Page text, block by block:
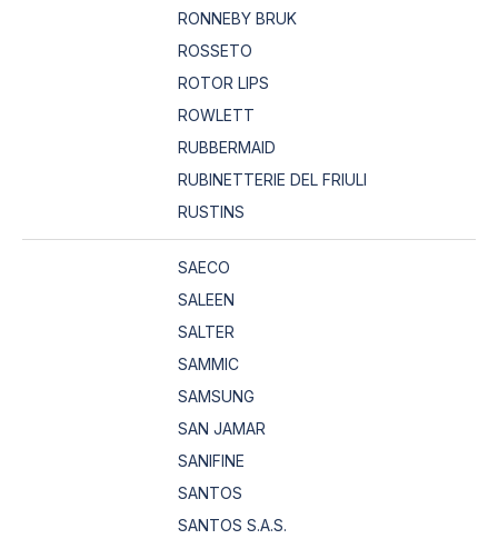
RONNEBY BRUK
ROSSETO
ROTOR LIPS
ROWLETT
RUBBERMAID
RUBINETTERIE DEL FRIULI
RUSTINS
SAECO
SALEEN
SALTER
SAMMIC
SAMSUNG
SAN JAMAR
SANIFINE
SANTOS
SANTOS S.A.S.